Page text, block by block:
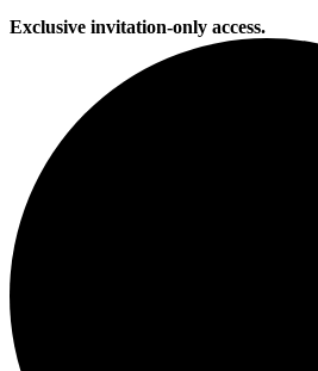
Exclusive invitation-only access.